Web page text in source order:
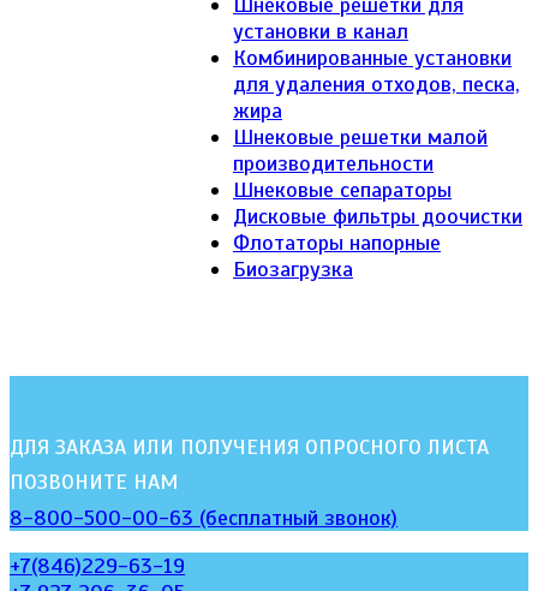
Шнековые решетки для
установки в канал
Комбинированные установки
для удаления отходов, песка,
жира
Шнековые решетки малой
производительности
Шнековые сепараторы
Дисковые фильтры доочистки
Флотаторы напорные
Биозагрузка
ДЛЯ ЗАКАЗА ИЛИ ПОЛУЧЕНИЯ ОПРОСНОГО ЛИСТА
ПОЗВОНИТЕ НАМ
8-800-500-00-63 (бесплатный звонок)
+7(846)229-63-19